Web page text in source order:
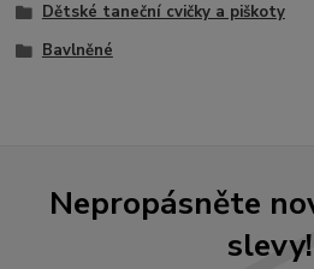
Dětské taneční cvičky a piškoty
Bavlněné
Nepropásněte
slevy!